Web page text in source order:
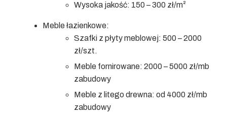
Wysoka jakość: 150 – 300 zł/m²
Meble łazienkowe:
Szafki z płyty meblowej: 500 – 2000
zł/szt.
Meble fornirowane: 2000 – 5000 zł/mb
zabudowy
Meble z litego drewna: od 4000 zł/mb
zabudowy